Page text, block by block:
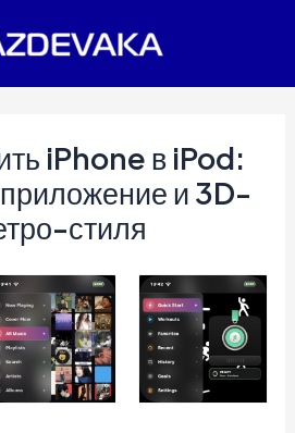
iPhone в iPod:
и 3D-
стиля